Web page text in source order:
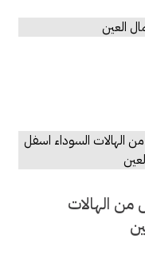
الهالات